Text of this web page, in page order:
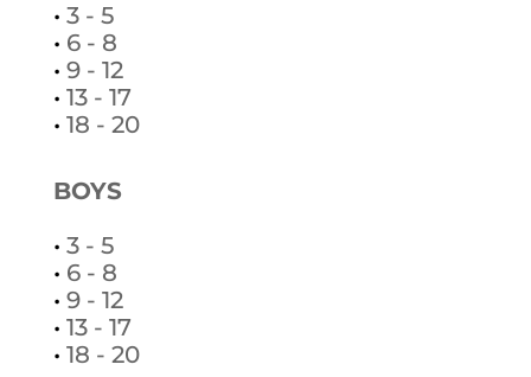
• 3 - 5
• 6 - 8
• 9 - 12
• 13 - 17
• 18 - 20
BOYS
• 3 - 5
• 6 - 8
• 9 - 12
• 13 - 17
• 18 - 20